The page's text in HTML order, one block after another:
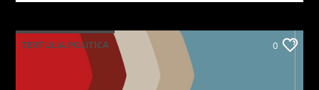
TERTULIA POLITICA 0